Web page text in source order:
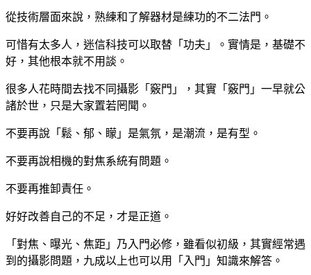
從技術層面來說，熟練和了解器材是練功的不二法門。
可惜有太多人，迷信科技可以取替「功夫」。實情是，基礎不
好，其他根本就不用談。
很多人花時間去找不同攝影「竅門」，其實「竅門」一早就公
諸於世，只是大家置若罔聞。
不要再說「鬆、郁、矇」是氣氛，是潮流，是有型。
不要再說相機的對焦系統有問題。
不要再推卸責任。
好好改善自己的不足，才是正道。
「對焦、曝光、焦距」乃入門必修，雖看似初級，其實經常遇
到的攝影問題，九成以上也可以用「入門」知識來解答。